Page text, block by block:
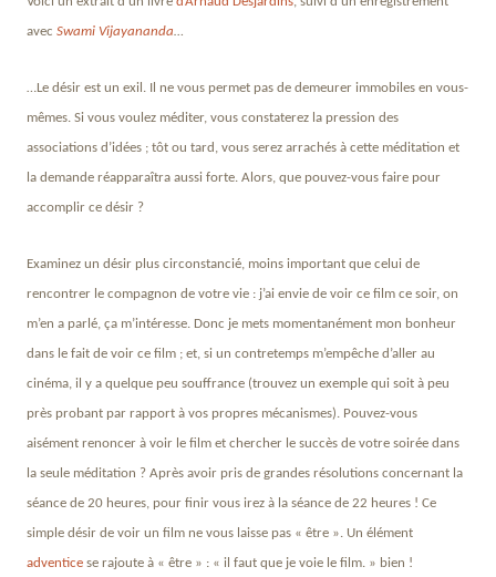
avec Swami Vijayananda…
…Le désir est un exil. Il ne vous permet pas de demeurer immobiles en vous-
mêmes. Si vous voulez méditer, vous constaterez la pression des
associations d’idées ; tôt ou tard, vous serez arrachés à cette méditation et
la demande réapparaîtra aussi forte. Alors, que pouvez-vous faire pour
accomplir ce désir ?
Examinez un désir plus circonstancié, moins important que celui de
rencontrer le compagnon de votre vie : j’ai envie de voir ce film ce soir, on
m’en a parlé, ça m’intéresse. Donc je mets momentanément mon bonheur
dans le fait de voir ce film ; et, si un contretemps m’empêche d’aller au
cinéma, il y a quelque peu souffrance (trouvez un exemple qui soit à peu
près probant par rapport à vos propres mécanismes). Pouvez-vous
aisément renoncer à voir le film et chercher le succès de votre soirée dans
la seule méditation ? Après avoir pris de grandes résolutions concernant la
séance de 20 heures, pour finir vous irez à la séance de 22 heures ! Ce
simple désir de voir un film ne vous laisse pas « être ». Un élément
adventice se rajoute à « être » : « il faut que je voie le film. » bien !